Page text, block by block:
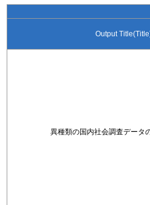
Output
異種類の国内社会調査データ